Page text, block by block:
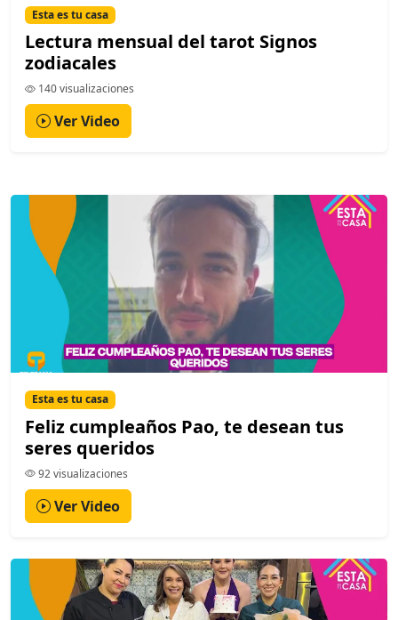
Esta es tu casa
Lectura mensual del tarot Signos
zodiacales
140 visualizaciones
Ver Video
Esta es tu casa
Feliz cumpleaños Pao, te desean tus
seres queridos
92 visualizaciones
Ver Video